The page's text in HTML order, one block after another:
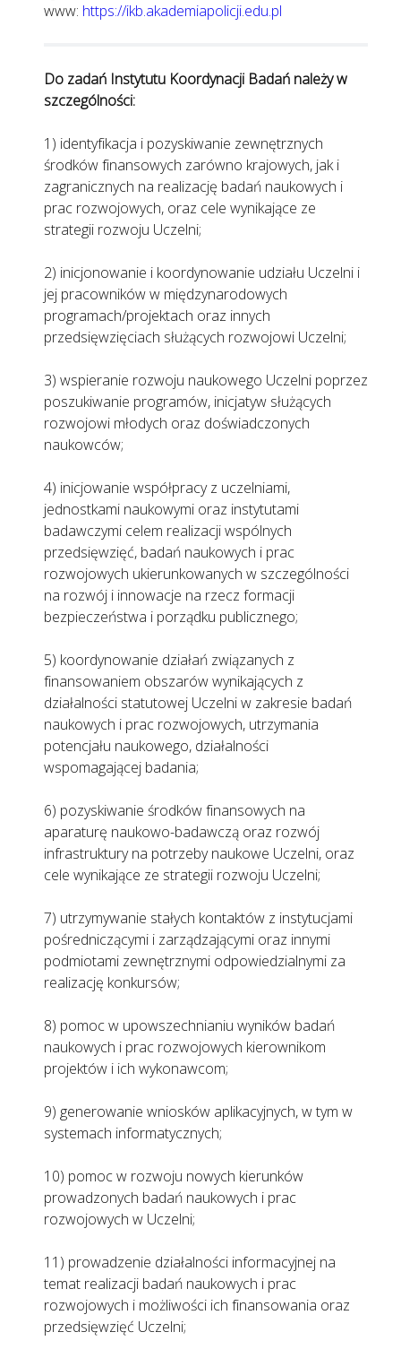
www: https://ikb.akademiapolicji.edu.pl
Do zadań Instytutu Koordynacji Badań należy w
szczególności:
1) identyfikacja i pozyskiwanie zewnętrznych
środków finansowych zarówno krajowych, jak i
zagranicznych na realizację badań naukowych i
prac rozwojowych, oraz cele wynikające ze
strategii rozwoju Uczelni;
2) inicjonowanie i koordynowanie udziału Uczelni i
jej pracowników w międzynarodowych
programach/projektach oraz innych
przedsięwzięciach służących rozwojowi Uczelni;
3) wspieranie rozwoju naukowego Uczelni poprzez
poszukiwanie programów, inicjatyw służących
rozwojowi młodych oraz doświadczonych
naukowców;
4) inicjowanie współpracy z uczelniami,
jednostkami naukowymi oraz instytutami
badawczymi celem realizacji wspólnych
przedsięwzięć, badań naukowych i prac
rozwojowych ukierunkowanych w szczególności
na rozwój i innowacje na rzecz formacji
bezpieczeństwa i porządku publicznego;
5) koordynowanie działań związanych z
finansowaniem obszarów wynikających z
działalności statutowej Uczelni w zakresie badań
naukowych i prac rozwojowych, utrzymania
potencjału naukowego, działalności
wspomagającej badania;
6) pozyskiwanie środków finansowych na
aparaturę naukowo-badawczą oraz rozwój
infrastruktury na potrzeby naukowe Uczelni, oraz
cele wynikające ze strategii rozwoju Uczelni;
7) utrzymywanie stałych kontaktów z instytucjami
pośredniczącymi i zarządzającymi oraz innymi
podmiotami zewnętrznymi odpowiedzialnymi za
realizację konkursów;
8) pomoc w upowszechnianiu wyników badań
naukowych i prac rozwojowych kierownikom
projektów i ich wykonawcom;
9) generowanie wniosków aplikacyjnych, w tym w
systemach informatycznych;
10) pomoc w rozwoju nowych kierunków
prowadzonych badań naukowych i prac
rozwojowych w Uczelni;
11) prowadzenie działalności informacyjnej na
temat realizacji badań naukowych i prac
rozwojowych i możliwości ich finansowania oraz
przedsięwzięć Uczelni;